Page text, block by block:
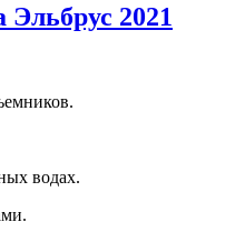
2021
водах.